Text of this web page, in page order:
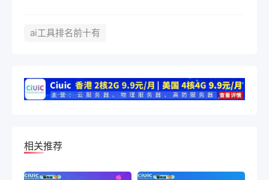
ai工具排名前十有
相关推荐